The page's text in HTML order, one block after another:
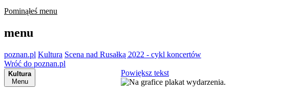
Pominąłeś menu
menu
poznan.pl Kultura Scena nad Rusałką 2022 - cykl koncertów
Wróć do poznan.pl
Kultura
Menu
Powiększ tekst